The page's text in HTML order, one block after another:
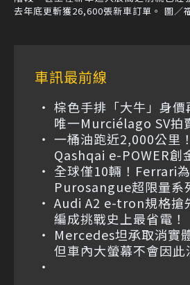
去年底更斬獲26,600張新車訂單。 圖／
車訊最前線
棕色手排「大牛」身價
唯一Murciélago SV拍
一桶油跑近2,000公里
Qashqai e-POWER創
全球僅10輛！Ferrari
Purosangue超限量系
Audi A2 e-tron規格搶
編成挑戰史上最省電！
Mercedes坦承取消實
但車內大螢幕不會因此